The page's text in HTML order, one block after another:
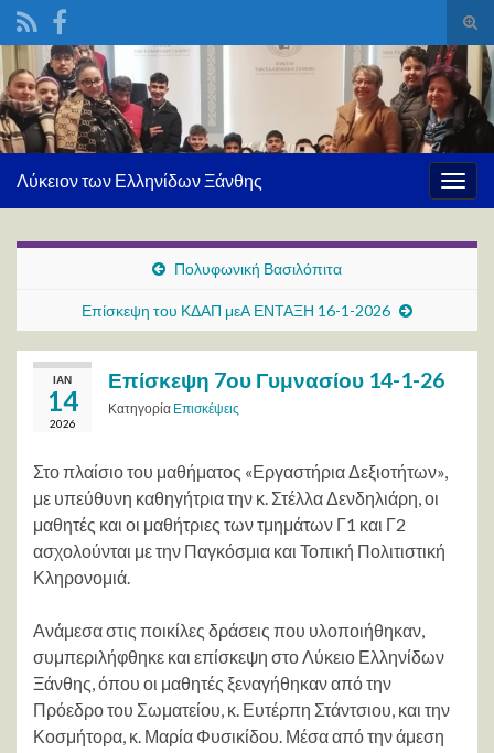
Λύκειον των Ελληνίδων Ξάνθης
Πολυφωνική Βασιλόπιτα
Επίσκεψη του ΚΔΑΠ μεΑ ΕΝΤΑΞΗ 16-1-2026
ΙΑΝ
14
2026
Επίσκεψη 7ου Γυμνασίου 14-1-26
Κατηγορία Επισκέψεις
Στο πλαίσιο του μαθήματος «Εργαστήρια Δεξιοτήτων»,
με υπεύθυνη καθηγήτρια την κ. Στέλλα Δενδηλιάρη, οι
μαθητές και οι μαθήτριες των τμημάτων Γ1 και Γ2
ασχολούνται με την Παγκόσμια και Τοπική Πολιτιστική
Κληρονομιά.
Ανάμεσα στις ποικίλες δράσεις που υλοποιήθηκαν,
συμπεριλήφθηκε και επίσκεψη στο Λύκειο Ελληνίδων
Ξάνθης, όπου οι μαθητές ξεναγήθηκαν από την
Πρόεδρο του Σωματείου, κ. Ευτέρπη Στάντσιου, και την
Κοσμήτορα, κ. Μαρία Φυσικίδου. Μέσα από την άμεση